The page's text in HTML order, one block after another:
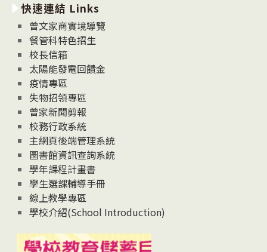
消
息
News
快速連結 Links
曾文家商實境導覽
餐管科特色招生
校長信箱
太陽能發電回饋金
疫情專區
失物招領專區
曾家新聞剪報
校務行政系統
主網頁後端管理系統
圖書館資訊查詢系統
學年課程計畫書
學生選課輔導手冊
線上教學專區
學校介紹(School Introduction)